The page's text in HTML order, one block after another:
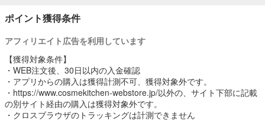
ポイント獲得条件
アフィリエイト広告を利用しています
【獲得対象条件】
・WEB注文後、30日以内の入金確認
・アプリからの購入は獲得計測不可、獲得対象外です。
・https://www.cosmekitchen-webstore.jp/以外の、サイト下部に記載
の別サイト経由の購入は獲得対象外です。
・クロスブラウザのトラッキングは計測できません